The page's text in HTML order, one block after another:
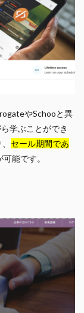
やSchooと異
学ぶことができ
セール期間であ
能です。